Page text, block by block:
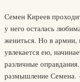
Семен Киреев
у него осталась
жениться. Но в армии,
увлекается ею,
различные
размышление